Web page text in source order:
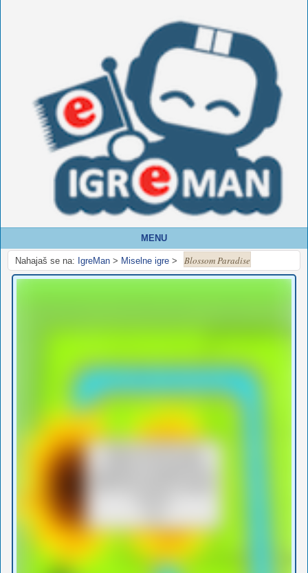
MENU
Nahajaš se na: IgreMan > Miselne igre > Blossom Paradise